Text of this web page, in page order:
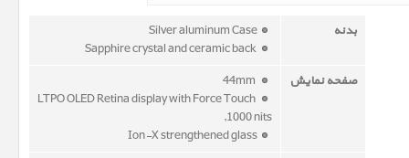
بدنه
Silver aluminum Case
صفحه نمایش
LTPO OLED Retina display with Force Touch
,1000 nits
Ion-X strengthened glass